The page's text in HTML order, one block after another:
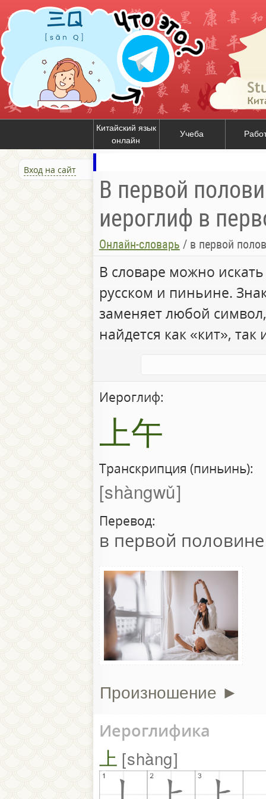
Китайский язык
онлайн
Учеба
Вход на сайт
В первой
иероглиф в
Онлайн-словарь / в первой
В словаре можно
русском и пиньине.
заменяет любой
найдется как «кит», так
Иероглиф:
上午
Транскрипция (пиньинь):
shàngwǔ
Перевод:
в первой
Произношение ►
Иероглифика
上 shàng